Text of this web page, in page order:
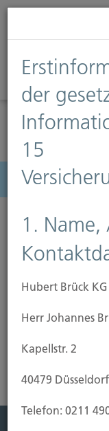
Diese Webseite
Informationen
Diese
Menü
der
15
1.
Hubert Brück
Herr Johannes
Kapellstr. 2
40479 Düsseldorf
Telefon: 0211